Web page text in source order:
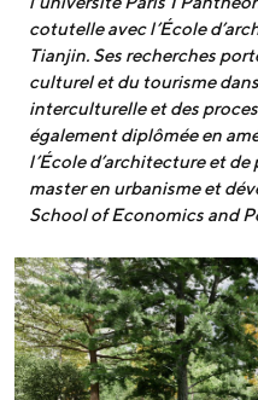
cotutelle avec l’École
Tianjin. Ses recherches
culturel et du tourisme
interculturelle et des
également diplômée en
l’École d’architecture et de
master en urbanisme et
School of Economics and